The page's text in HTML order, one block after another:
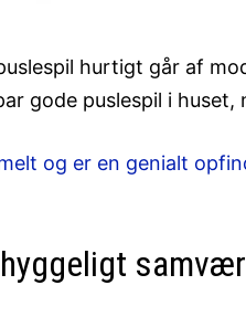
hurtigt går af
gode puslespil i huset,
og er en genialt
samvær